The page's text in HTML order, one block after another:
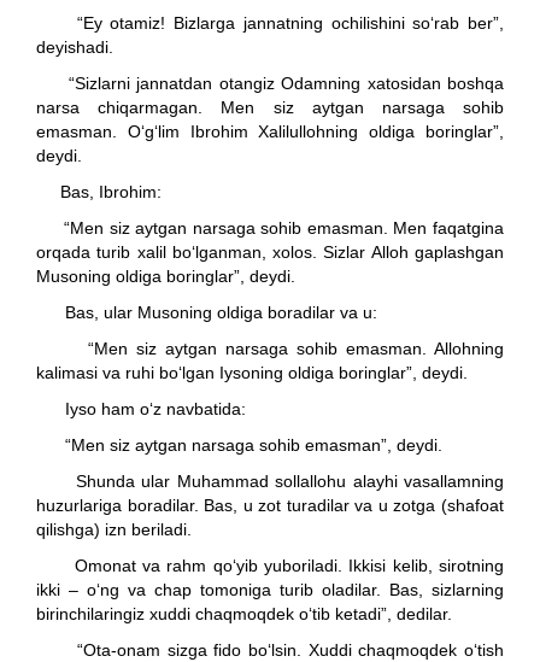
“Ey otamiz! Bizlarga jannatning ochilishini so‘rab ber”,
deyishadi.
“Sizlarni jannatdan otangiz Odamning xatosidan boshqa
narsa chiqarmagan. Men siz aytgan narsaga sohib
emasman. O‘g‘lim Ibrohim Xalilullohning oldiga boringlar”,
deydi.
Bas, Ibrohim:
“Men siz aytgan narsaga sohib emasman. Men faqatgina
orqada turib xalil bo‘lganman, xolos. Sizlar Alloh gaplashgan
Musoning oldiga boringlar”, deydi.
Bas, ular Musoning oldiga boradilar va u:
“Men siz aytgan narsaga sohib emasman. Allohning
kalimasi va ruhi bo‘lgan Iysoning oldiga boringlar”, deydi.
Iyso ham o‘z navbatida:
“Men siz aytgan narsaga sohib emasman”, deydi.
Shunda ular Muhammad sollallohu alayhi vasallamning
huzurlariga boradilar. Bas, u zot turadilar va u zotga (shafoat
qilishga) izn beriladi.
Omonat va rahm qo‘yib yuboriladi. Ikkisi kelib, sirotning
ikki – o‘ng va chap tomoniga turib oladilar. Bas, sizlarning
birinchilaringiz xuddi chaqmoqdek o‘tib ketadi”, dedilar.
“Ota-onam sizga fido bo‘lsin. Xuddi chaqmoqdek o‘tish